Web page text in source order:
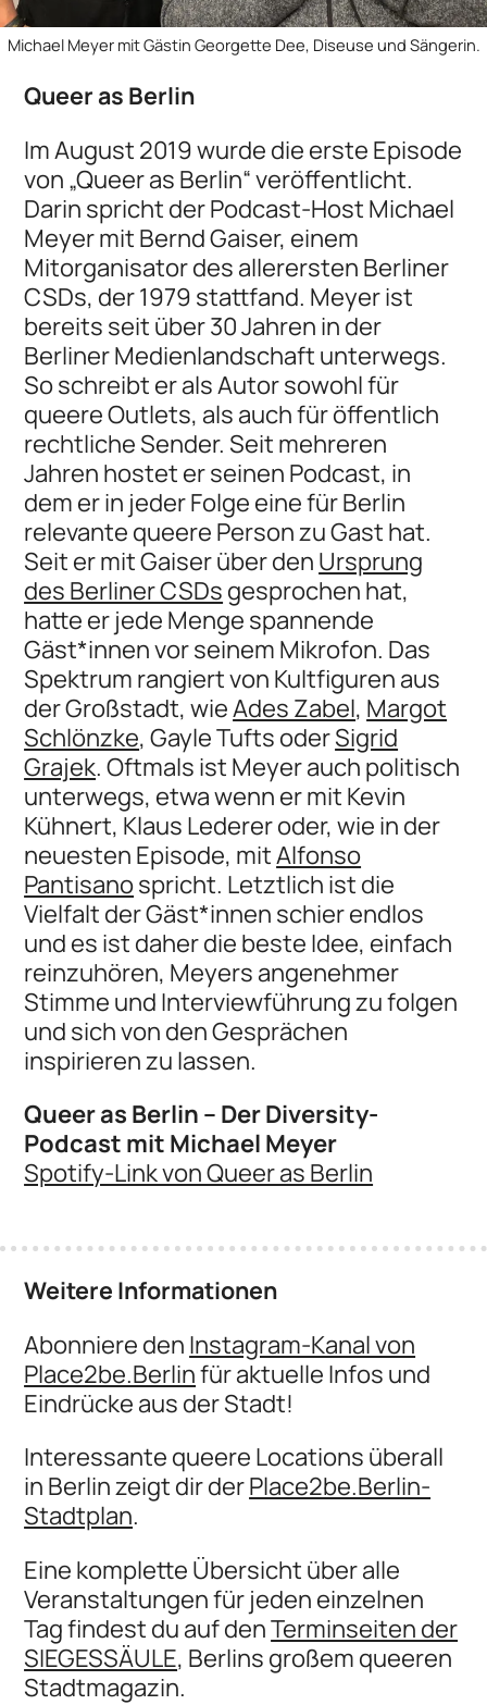
Michael Meyer mit Gästin Georgette Dee, Diseuse und Sängerin.
Queer as Berlin
Im August 2019 wurde die erste Episode
von „Queer as Berlin“ veröffentlicht.
Darin spricht der Podcast-Host Michael
Meyer mit Bernd Gaiser, einem
Mitorganisator des allerersten Berliner
CSDs, der 1979 stattfand. Meyer ist
bereits seit über 30 Jahren in der
Berliner Medienlandschaft unterwegs.
So schreibt er als Autor sowohl für
queere Outlets, als auch für öffentlich
rechtliche Sender. Seit mehreren
Jahren hostet er seinen Podcast, in
dem er in jeder Folge eine für Berlin
relevante queere Person zu Gast hat.
Seit er mit Gaiser über denUrsprung
des Berliner CSDsgesprochen hat,
hatte er jede Menge spannende
Gäst*innen vor seinem Mikrofon. Das
Spektrum rangiert von Kultfiguren aus
der Großstadt, wieAdes Zabel, Margot
Schlönzke, Gayle Tufts oderSigrid
Grajek. Oftmals ist Meyer auch politisch
unterwegs, etwa wenn er mit Kevin
Kühnert, Klaus Lederer oder, wie in der
neuesten Episode, mitAlfonso
Pantisanospricht. Letztlich ist die
Vielfalt der Gäst*innen schier endlos
und es ist daher die beste Idee, einfach
reinzuhören, Meyers angenehmer
Stimme und Interviewführung zu folgen
und sich von den Gesprächen
inspirieren zu lassen.
Queer as Berlin – Der Diversity-
Podcast mit Michael Meyer
Spotify-Link von Queer as Berlin
Weitere Informationen
Abonniere denInstagram-Kanal von
Place2be.Berlinfür aktuelle Infos und
Eindrücke aus der Stadt!
Interessante queere Locations überall
in Berlin zeigt dir derPlace2be.Berlin-
Stadtplan.
Eine komplette Übersicht über alle
Veranstaltungen für jeden einzelnen
Tag findest du auf denTerminseiten der
SIEGESSÄULE, Berlins großem queeren
Stadtmagazin.